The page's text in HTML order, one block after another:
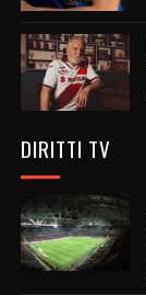
DIRITTI TV